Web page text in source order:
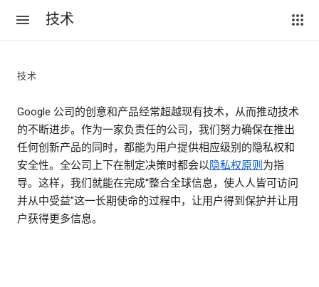
技术
技术
Google 公司的创意和产品经常超越现有技术，从而推动技术
的不断进步。作为一家负责任的公司，我们努力确保在推出
任何创新产品的同时，都能为用户提供相应级别的隐私权和
安全性。全公司上下在制定决策时都会以隐私权原则 为指
导。这样，我们就能在完成“整合全球信息，使人人皆可访问
并从中受益”这一长期使命的过程中，让用户得到保护并让用
户获得更多信息。